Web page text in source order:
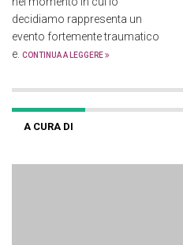
decidiamo rappresenta un
evento fortemente traumatico
e. CONTINUA A LEGGERE
A CURA DI